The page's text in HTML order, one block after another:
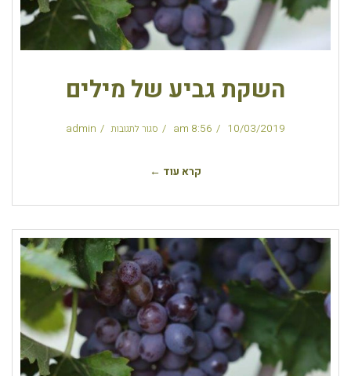
השקת גביע של מילים
10/03/2019
8:56 am סגור לתגובות admin
קרא עוד ←